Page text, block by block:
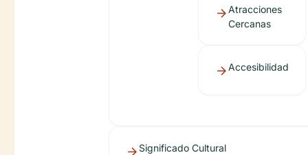
Atracciones
Cercanas
Accesibilidad
Significado Cultural